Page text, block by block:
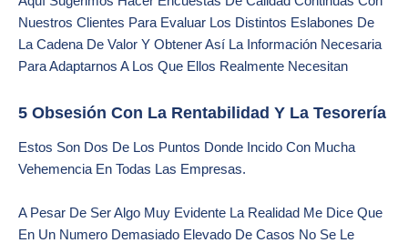
Nuestros Clientes Para Evaluar Los Distintos Eslabones De
La Cadena De Valor Y Obtener Así La Información Necesaria
Para Adaptarnos A Los Que Ellos Realmente Necesitan
5 Obsesión Con La Rentabilidad Y La Tesorería
Estos Son Dos De Los Puntos Donde Incido Con Mucha
Vehemencia En Todas Las Empresas.
A Pesar De Ser Algo Muy Evidente La Realidad Me Dice Que
En Un Numero Demasiado Elevado De Casos No Se Le